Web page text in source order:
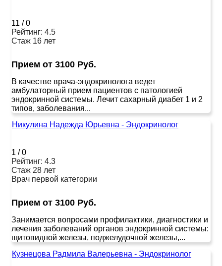
11 /0
Рейтинг: 4.5
Стаж 16 лет
Прием от 3100 Руб.
В качестве врача-эндокринолога ведет
амбулаторный прием пациентов с патологией
эндокринной системы. Лечит сахарный диабет 1 и 2
типов, заболевания...
Никулина Надежда Юрьевна - Эндокринолог
1 /0
Рейтинг: 4.3
Стаж 28 лет
Врач первой категории
Прием от 3100 Руб.
Занимается вопросами профилактики, диагностики и
лечения заболеваний органов эндокринной системы:
щитовидной железы, поджелудочной железы,...
Кузнецова Радмила Валерьевна - Эндокринолог